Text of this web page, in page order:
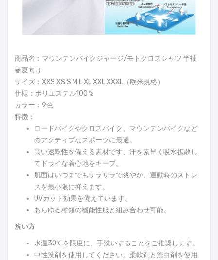
商品名：マウンテンバイクジャージ/モトクロスシャツ 半袖
春夏向け
サイズ：XXS XS S M L XL XXL XXXL（欧米規格）
仕様：ポリエステル100％
カラー：9色
特徴：
ロードバイクやクロスバイク、マウンテンバイクなど
のアクティブなスポーツに最適。
高い速乾性を備える素材です、汗を素早く吸水拡散し
てドライな着心地をキープ。
肌面はいつまでもサラサラで爽やか、運動時のストレ
スを最小限に抑えます。
UVカット効果を備えています。
あらゆる種類の機能性服と組み合わせ可能。
洗い方
水温30℃を限度に、手洗いすることをご推奨します。
中性洗剤を使用してください。柔軟剤と漂白剤を使用